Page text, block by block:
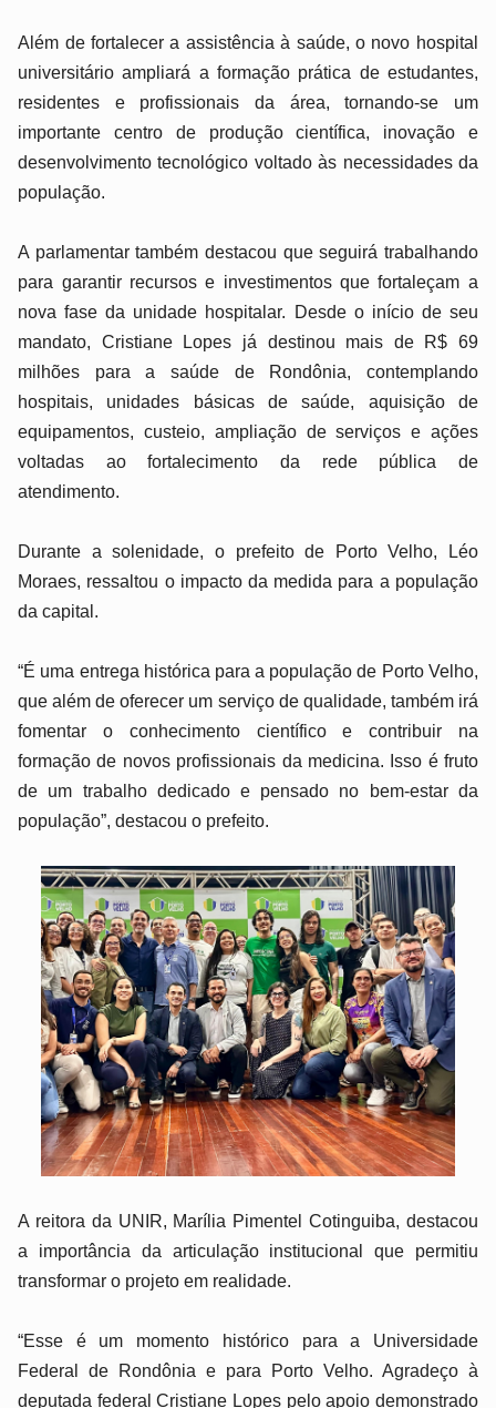
Além de fortalecer a assistência à saúde, o novo hospital
universitário ampliará a formação prática de estudantes,
residentes e profissionais da área, tornando-se um
importante centro de produção científica, inovação e
desenvolvimento tecnológico voltado às necessidades da
população.
A parlamentar também destacou que seguirá trabalhando
para garantir recursos e investimentos que fortaleçam a
nova fase da unidade hospitalar. Desde o início de seu
mandato, Cristiane Lopes já destinou mais de R$ 69
milhões para a saúde de Rondônia, contemplando
hospitais, unidades básicas de saúde, aquisição de
equipamentos, custeio, ampliação de serviços e ações
voltadas ao fortalecimento da rede pública de
atendimento.
Durante a solenidade, o prefeito de Porto Velho, Léo
Moraes, ressaltou o impacto da medida para a população
da capital.
“É uma entrega histórica para a população de Porto Velho,
que além de oferecer um serviço de qualidade, também irá
fomentar o conhecimento científico e contribuir na
formação de novos profissionais da medicina. Isso é fruto
de um trabalho dedicado e pensado no bem-estar da
população”, destacou o prefeito.
A reitora da UNIR, Marília Pimentel Cotinguiba, destacou
a importância da articulação institucional que permitiu
transformar o projeto em realidade.
“Esse é um momento histórico para a Universidade
Federal de Rondônia e para Porto Velho. Agradeço à
deputada federal Cristiane Lopes pelo apoio demonstrado